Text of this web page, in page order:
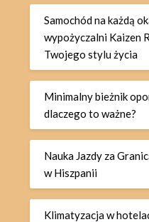
Samochód na każdą
wypożyczalni Kaizen
Twojego stylu życia
Minimalny bieżnik
dlaczego to ważne?
Nauka Jazdy za
w Hiszpanii
Klimatyzacja w